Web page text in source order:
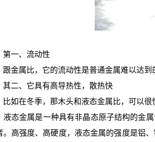
一、流动性
属比，它的流动性是普通金属难以达到
、它具有高导热性，散热快
在冬季，那木头和液态金属比，可以很
金属是一种具有非晶态原子结构的金属
。高强度、高硬度，液态金属的强度是铝